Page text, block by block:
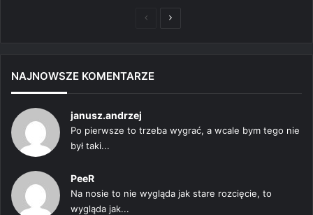
PoprzedniaNastępna
NAJNOWSZE KOMENTARZE
janusz.andrzej
Po pierwsze to trzeba wygrać, a wcale bym tego nie
był taki...
PeeR
Na nosie to nie wygląda jak stare rozcięcie, to
wygląda jak...